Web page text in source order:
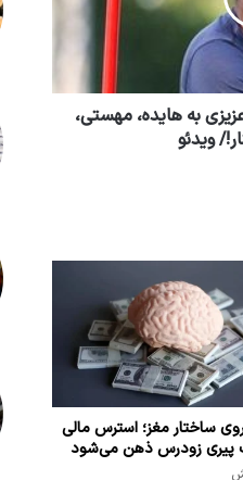
به هایده، مهستی،
ویدئو
ساختار مغز؛ استرس مالی
پیری زودرس ذهن می‌شود